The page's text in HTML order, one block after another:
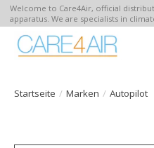
Welcome to Care4Air, official
apparatus. We are specialists in
Startseite / Marken / Autopilot